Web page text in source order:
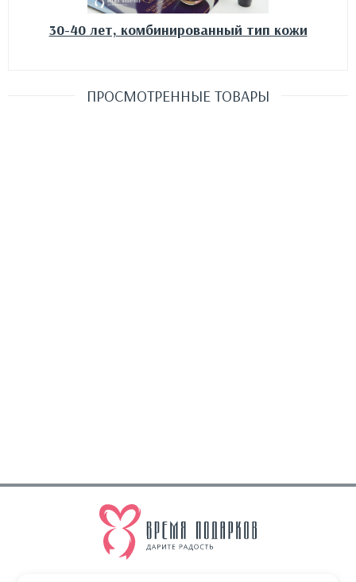
30-40 лет, комбинированный тип кожи
ПРОСМОТРЕННЫЕ ТОВАРЫ